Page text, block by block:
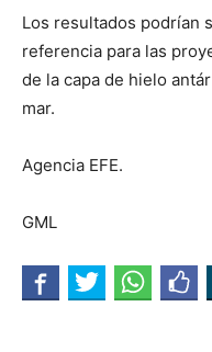
Los resultados podrían
referencia para las
de la capa de hielo
mar.
Agencia EFE.
GML